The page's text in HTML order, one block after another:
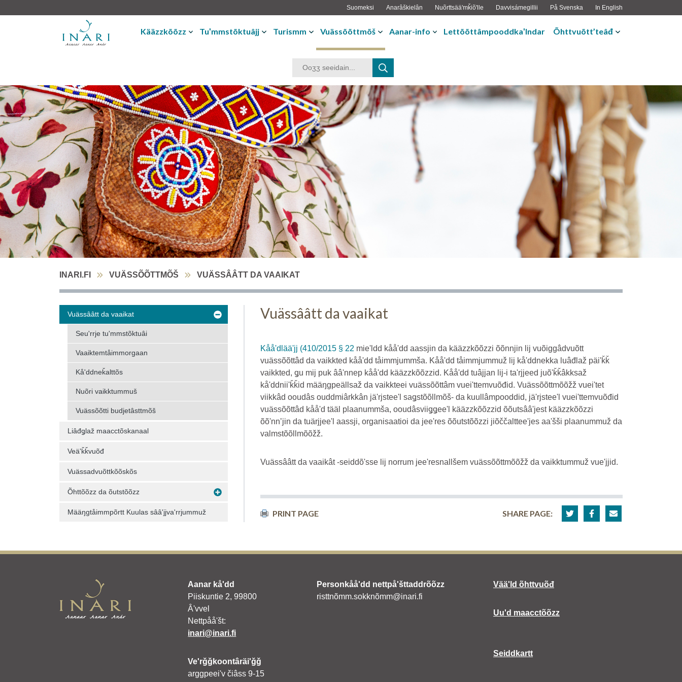
Suomeksi Anarâškielân Nuõrttsääʹmǩiõʹlle Davvisámegillii På Svenska In English
Kääzzkõõzz Tuʹmmstõktuâjj Turismm Vuässõõttmõš Aanar-info Lettõõttâmpooddkaʹlndar Õhttvuõtt’teâđ
INARI.FI VUÄSSÕÕTTMÕŠ VUÄSSÂÂTT DA VAAIKAT
Vuässââtt da vaaikat
Seuʹrrje tuʹmmstõktuâi
Vaaiktemtåimmorgaan
Kåʹddneǩalttõs
Nuõri vaikktummuš
Vuässõõtti budjetâsttmõš
Liâđǥlaž maacctõskanaal
Veäʹǩǩvuõđ
Vuässadvuõttkõõskõs
Õhttõõzz da õutstõõzz
Määŋgtåimmpõrtt Kuulas sââʹjjvaʹrrjummuž
Vuässââtt da vaaikat
Kååʹdlääʹjj (410/2015 § 22 mieʹldd kååʹdd aassjin da kääzzkõõzzi õõnnjin lij vuõiggâdvuõtt
vuässõõttâd da vaikkted kååʹdd tåimmjummša. Kååʹdd tåimmjummuž lij kåʹddnekka luâđlaž päiʹǩǩ
vaikkted, ǥu mij puk ââʹnnep kååʹdd kääzzkõõzzid. Kååʹdd tuâjjan lij-i taʹrjjeed juõʹǩǩâkksaž
kåʹddniiʹǩǩid määŋgpeällsaž da vaikkteei vuässõõttâm vueiʹttemvuõđid. Vuässõõttmõõžž vueiʹtet
viikkâd ooudâs ouddmiârkkân jäʹrjsteeʹl saǥstõõllmõš- da kuullâmpooddid, jäʹrjsteeʹl vueiʹttemvuõđid
vuässõõttâd kååʹd tääl plaanummša, ooudâsviiǥǥeeʹl kääzzkõõzzid õõutsââʹjest kääzzkõõzzi
õõʹnnʼjin da tuärjjeeʹl aassji, organisaatioi da jeeʹres õõutstõõzzi jiõččaltteeʹjes aaʹšši plaanummuž da
valmstõõllmõõžž.
Vuässââtt da vaaikât -seiddõʹsse lij norrum jeeʹresnallšem vuässõõttmõõžž da vaikktummuž vueʹjjid.
PRINT PAGE SHARE PAGE:
Aanar kåʹdd
Piiskuntie 2, 99800
Âʹvvel
Nettpååʹšt:
inari@inari.fi
Veʹrǧǧkoontâräiʹǧǧ
arggpeeiʹv čiâss 9-15
Personkååʹdd nettpåʹšttaddrõõzz
risttnõmm.sokknõmm@inari.fi
Vääʹld õhttvuõđ
Uuʹd maacctõõzz
Seiddkartt